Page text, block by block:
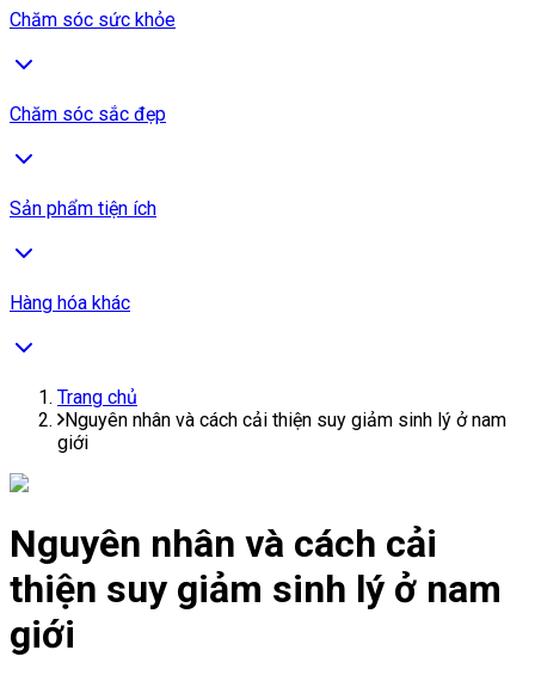
Chăm sóc sức khỏe
Chăm sóc sắc đẹp
Sản phẩm tiện ích
Hàng hóa khác
Trang chủ
Nguyên nhân và cách cải thiện suy giảm sinh lý ở nam
giới
Nguyên nhân và cách cải
thiện suy giảm sinh lý ở nam
giới